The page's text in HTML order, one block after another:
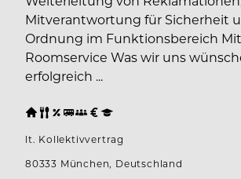
Mitverantwortung für Sicherheit
Ordnung im Funktionsbereich
Roomservice Was wir uns
erfolgreich ...
lt. Kollektivvertrag
80333 München, Deutschland